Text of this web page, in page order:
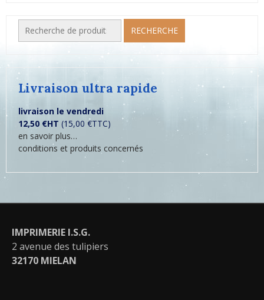
Recherche
pour :
RECHERCHE
Livraison ultra rapide
livraison le vendredi
12,50 €HT (15,00 €TTC)
en savoir plus…
conditions et produits concernés
IMPRIMERIE I.S.G.
2 avenue des tulipiers
32170 MIELAN